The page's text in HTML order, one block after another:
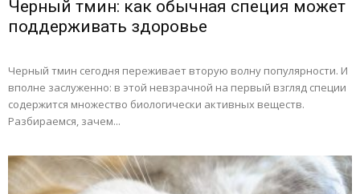
Черный тмин: как обычная специя может
поддерживать здоровье
Черный тмин сегодня переживает вторую волну популярности. И
вполне заслуженно: в этой невзрачной на первый взгляд специи
содержится множество биологически активных веществ.
Разбираемся, зачем...